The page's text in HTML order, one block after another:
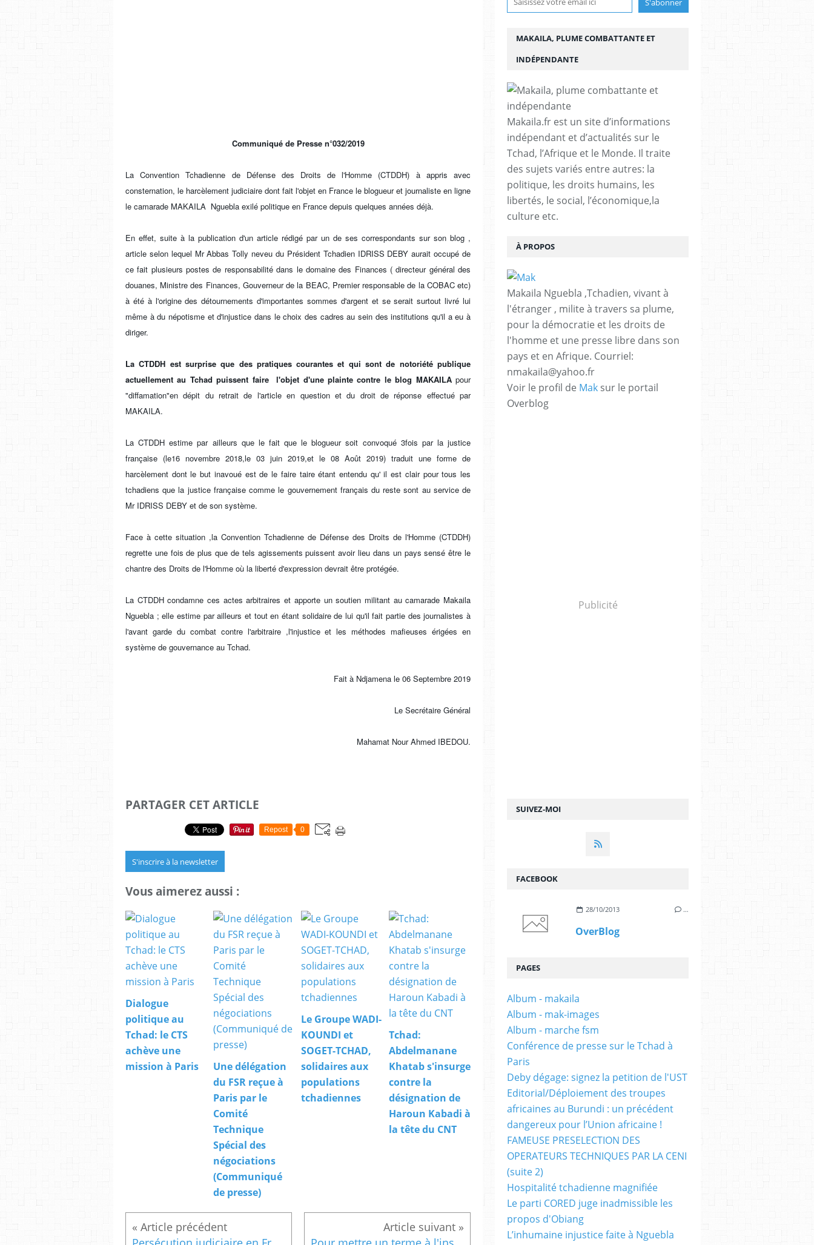
Communiqué de Presse n°032/2019
La Convention Tchadienne de Défense des Droits de l'Homme (CTDDH) à appris avec
consternation, le harcèlement judiciaire dont fait l'objet en France le blogueur et journaliste en ligne
le camarade MAKAILA Nguebla exilé politique en France depuis quelques années déjà.
En effet, suite à la publication d'un article rédigé par un de ses correspondants sur son blog ,
article selon lequel Mr Abbas Tolly neveu du Président Tchadien IDRISS DEBY aurait occupé de
ce fait plusieurs postes de responsabilité dans le domaine des Finances ( directeur général des
douanes, Ministre des Finances, Gouverneur de la BEAC, Premier responsable de la COBAC etc)
à été à l'origine des détournements d'importantes sommes d'argent et se serait surtout livré lui
même à du népotisme et d'injustice dans le choix des cadres au sein des institutions qu'il a eu à
diriger.
La CTDDH est surprise que des pratiques courantes et qui sont de notoriété publique
actuellement au Tchad puissent faire l'objet d'une plainte contre le blog MAKAILApour
"diffamation"en dépit du retrait de l'article en question et du droit de réponse effectué par
MAKAILA.
La CTDDH estime par ailleurs que le fait que le blogueur soit convoqué 3fois par la justice
française (le16 novembre 2018,le 03 juin 2019,et le 08 Août 2019) traduit une forme de
harcèlement dont le but inavoué est de le faire taire étant entendu qu' il est clair pour tous les
tchadiens que la justice française comme le gouvernement français du reste sont au service de
Mr IDRISS DEBY et de son système.
Face à cette situation ,la Convention Tchadienne de Défense des Droits de l'Homme (CTDDH)
regrette une fois de plus que de tels agissements puissent avoir lieu dans un pays sensé être le
chantre des Droits de l'Homme où la liberté d'expression devrait être protégée.
La CTDDH condamne ces actes arbitraires et apporte un soutien militant au camarade Makaila
Nguebla ; elle estime par ailleurs et tout en étant solidaire de lui qu'il fait partie des journalistes à
l'avant garde du combat contre l'arbitraire ,l'injustice et les méthodes mafieuses érigées en
système de gouvernance au Tchad.
Fait à Ndjamena le 06 Septembre 2019
Le Secrétaire Général
Mahamat Nour Ahmed IBEDOU.
PARTAGER CET ARTICLE
Repost 0
S'inscrire à la newsletter
Vous aimerez aussi :
Dialogue
politique au
Tchad: le CTS
achève une
mission à Paris
Une délégation
du FSR reçue à
Paris par le
Comité
Technique
Spécial des
négociations
(Communiqué
de presse)
Le Groupe WADI-
KOUNDI et
SOGET-TCHAD,
solidaires aux
populations
tchadiennes
Tchad:
Abdelmanane
Khatab s'insurge
contre la
désignation de
Haroun Kabadi à
la tête du CNT
SUIVEZ-MOI
MAKAILA, PLUME COMBATTANTE ET
INDÉPENDANTE
Makaila.fr est un site d’informations
indépendant et d’actualités sur le
Tchad, l’Afrique et le Monde. Il traite
des sujets variés entre autres: la
politique, les droits humains, les
libertés, le social, l’économique,la
culture etc.
À PROPOS
Makaila Nguebla ,Tchadien, vivant à
l'étranger , milite à travers sa plume,
pour la démocratie et les droits de
l'homme et une presse libre dans son
pays et en Afrique. Courriel:
nmakaila@yahoo.fr
Voir le profil de Mak sur le portail
Overblog
Publicité
FACEBOOK
28/10/2013 …
OverBlog
PAGES
Album - makaila
Album - mak-images
Album - marche fsm
Conférence de presse sur le Tchad à
Paris
Deby dégage: signez la petition de l'UST
Editorial/Déploiement des troupes
africaines au Burundi : un précédent
dangereux pour l’Union africaine !
FAMEUSE PRESELECTION DES
OPERATEURS TECHNIQUES PAR LA CENI
(suite 2)
Hospitalité tchadienne magnifiée
Le parti CORED juge inadmissible les
propos d'Obiang
L’inhumaine injustice faite à Nguebla